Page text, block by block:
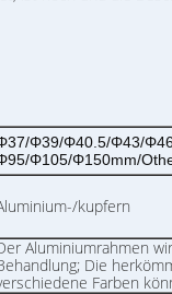
Φ39/Φ40.5/Φ43/
Φ105/Φ150mm/
kupfern
Aluminiumrahmen
Die
Farben